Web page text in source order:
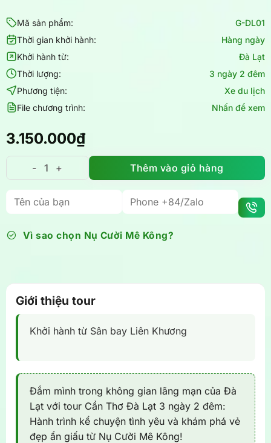
Mã sản phẩm:
G-DL01
Thời gian khởi hành:
Hàng ngày
Khởi hành từ:
Đà Lạt
Thời lượng:
3 ngày 2 đêm
Phương tiện:
Xe du lịch
File chương trình:
Nhấn để xem
3.150.000₫
Tour Cần Thơ Đà Lạt 3 ngày 2 đêm - Check-in Đà Lạt
Thêm vào giỏ hàng
Vì sao chọn Nụ Cười Mê Kông?
Giới thiệu tour
Khởi hành từ Sân bay Liên Khương
Đắm mình trong không gian lãng mạn của Đà
Lạt với tour Cần Thơ Đà Lạt 3 ngày 2 đêm:
Hành trình kể chuyện tình yêu và khám phá vẻ
đẹp ẩn giấu từ Nụ Cười Mê Kông!